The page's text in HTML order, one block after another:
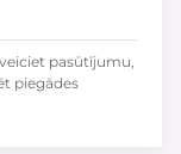
pasūtījumu,
piegādes